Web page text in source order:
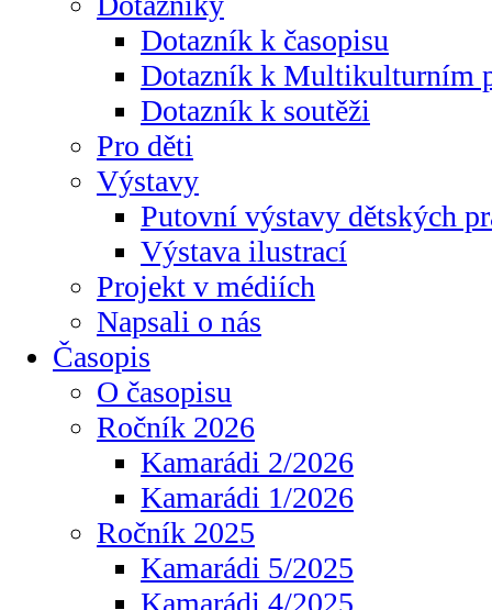
Dotazník k časopisu
Dotazník k Multikulturním
Dotazník k soutěži
Pro děti
Výstavy
Putovní výstavy dětských
Výstava ilustrací
Projekt v médiích
Napsali o nás
Časopis
O časopisu
Ročník 2026
Kamarádi 2/2026
Kamarádi 1/2026
Ročník 2025
Kamarádi 5/2025